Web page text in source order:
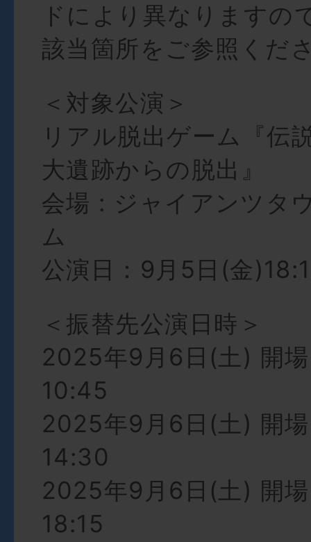
ドにより異なりますの
該当箇所をご参照くだ
＜対象公演＞
リアル脱出ゲーム『伝
大遺跡からの脱出』
会場 : ジャイアンツタ
ム
公演日：9月5日(金
＜振替先公演日時＞
2025年9月6日(土) 開
10:45
2025年9月6日(土) 開
14:30
2025年9月6日(土) 開
18:15